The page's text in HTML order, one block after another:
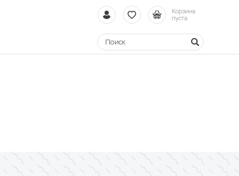
Корзина
пуста